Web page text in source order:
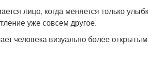
лицо, когда меняется только
уже совсем другое.
человека визуально более